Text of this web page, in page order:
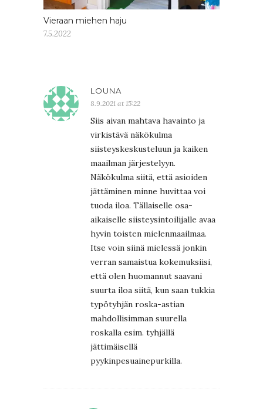
Vieraan miehen haju
7.5.2022
LOUNA
8.9.2021 at 15:22
Siis aivan mahtava havainto ja
virkistävä näkökulma
siisteyskeskusteluun ja kaiken
maailman järjestelyyn.
Näkökulma siitä, että asioiden
jättäminen minne huvittaa voi
tuoda iloa. Tällaiselle osa-
aikaiselle siisteysintoilijalle avaa
hyvin toisten mielenmaailmaa.
Itse voin siinä mielessä jonkin
verran samaistua kokemuksiisi,
että olen huomannut saavani
suurta iloa siitä, kun saan tukkia
typötyhjän roska-astian
mahdollisimman suurella
roskalla esim. tyhjällä
jättimäisellä
pyykinpesuainepurkilla.